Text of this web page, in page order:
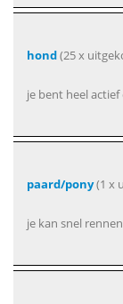
hond(25 x
je bent heel
paard/pony(1 x
je kan snel